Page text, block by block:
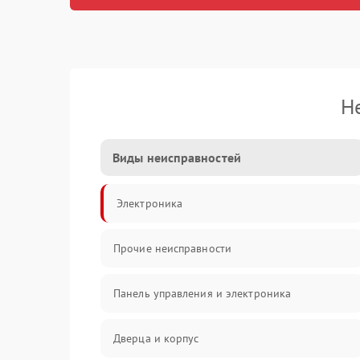
Виды неисправностей
Электроника
Прочие неисправности
Панель управления и электроника
Дверца и корпус